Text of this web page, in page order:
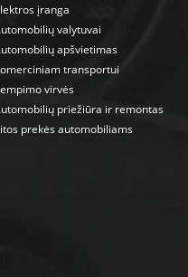
įranga
valytuvai
apšvietimas
transportui
virvės
priežiūra ir remontas
prekės automobiliams